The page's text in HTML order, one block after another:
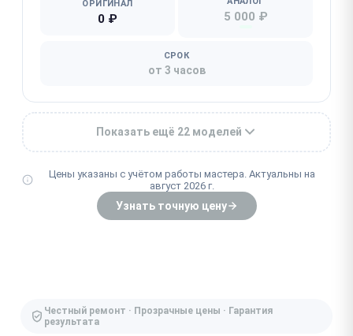
ОРИГИНАЛ
0 ₽ 5 000 ₽
СРОК
от 3 часов
Показать ещё 22 моделей
Цены указаны с учётом работы мастера. Актуальны на
август 2026 г.
Узнать точную цену
Честный ремонт · Прозрачные цены · Гарантия
результата